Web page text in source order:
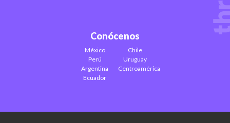
Conócenos
México
Perú
Argentina
Ecuador
Chile
Uruguay
Centroamérica